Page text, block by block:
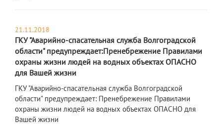
21.11.2018
ГКУ "Аварийно-спасательная служба Волгоградской
области" предупреждает:Пренебрежение Правилами
охраны жизни людей на водных объектах ОПАСНО
для Вашей жизни
ГКУ "Аварийно-спасательная служба Волгоградской
области" предупреждает: Пренебрежение Правилами
охраны жизни людей на водных объектах ОПАСНО для
Вашей жизни